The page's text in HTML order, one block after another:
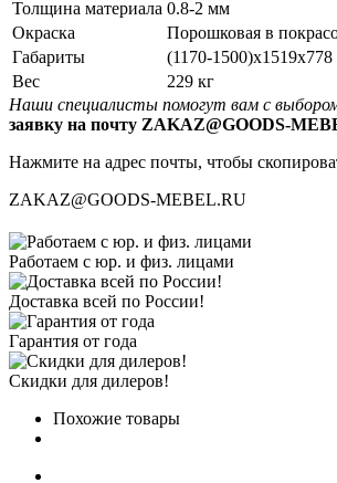
Толщина материала 0.8-2 мм
Окраска
Порошковая в
Габариты
(1170-1500)x1519x778
Вес
229 кг
Наши специалисты помогут вам с
заявку на почту ZAKAZ@GOODS-
Нажмите на адрес почты, чтобы
ZAKAZ@GOODS-MEBEL.RU
Работаем с юр. и физ. лицами
Доставка всей по России!
Гарантия от года
Скидки для дилеров!
Похожие товары